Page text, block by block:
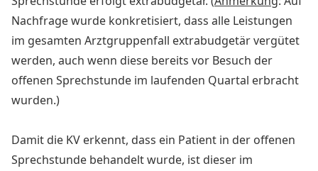
Nachfrage wurde konkretisiert, dass alle Leistungen
im gesamten Arztgruppenfall extrabudgetär vergütet
werden, auch wenn diese bereits vor Besuch der
offenen Sprechstunde im laufenden Quartal erbracht
wurden.)
Damit die KV erkennt, dass ein Patient in der offenen
Sprechstunde behandelt wurde, ist dieser im